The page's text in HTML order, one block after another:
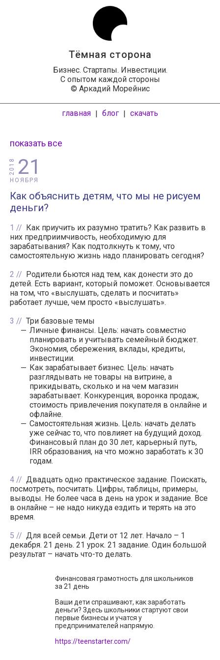
Тёмная сторона
Бизнес. Стартапы. Инвестиции.
С опытом каждой стороны
© Аркадий Морейнис
главная | блог | скачать
показать все
21
НОЯБРЯ
2018
Как объяснить детям, что мы не рисуем
деньги?
1
Как приучить их разумно тратить? Как развить в
них предприимчивость, необходимую для
зарабатывания? Как подтолкнуть к тому, что
самостоятельную жизнь надо планировать сегодня?
2
Родители бьются над тем, как донести это до
детей. Есть вариант, который поможет. Основывается
на том, что «выслушать, сделать и посчитать»
работает лучше, чем просто «выслушать».
3
Три базовые темы
Личные финансы. Цель: начать совместно
планировать и учитывать семейный бюджет.
Экономия, сбережения, вклады, кредиты,
инвестиции.
Как зарабатывает бизнес. Цель: начать
разглядывать не товары на витрине, а
прикидывать, сколько и на чем магазин
зарабатывает. Конкуренция, воронка продаж,
стоимость привлечения покупателя в онлайне и
офлайне.
Самостоятельная жизнь. Цель: начать делать
уже сейчас то, что повлияет на будущий доход.
Финансовый план до 30 лет, карьерный путь,
IRR образования, на что можно заработать к 30
годам.
4
Двадцать одно практическое задание. Поискать,
посмотреть, посчитать. Цифры, таблицы, примеры,
выводы. Не более часа в день на урок и задание. Все
в онлайне – не надо никуда ездить и терять на это
время.
5
Для всей семьи. Дети от 12 лет. Начало – 1
декабря. 21 день. 21 урок. 21 задание. Один большой
результат – начать что-то делать.
Финансовая грамотность для школьников
за 21 день
Ваши дети спрашивают, как заработать
деньги? Здесь школьники стартуют свои
первые бизнесы и учатся у
предпринимателей напрямую.
https://teenstarter.com/